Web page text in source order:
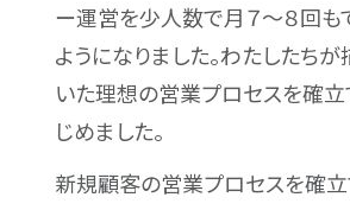
ー運営を少人数で月７〜８回も
ようになりました。わたしたちが
いた理想の営業プロセスを確立
じめました。
新規顧客の営業プロセスを確立